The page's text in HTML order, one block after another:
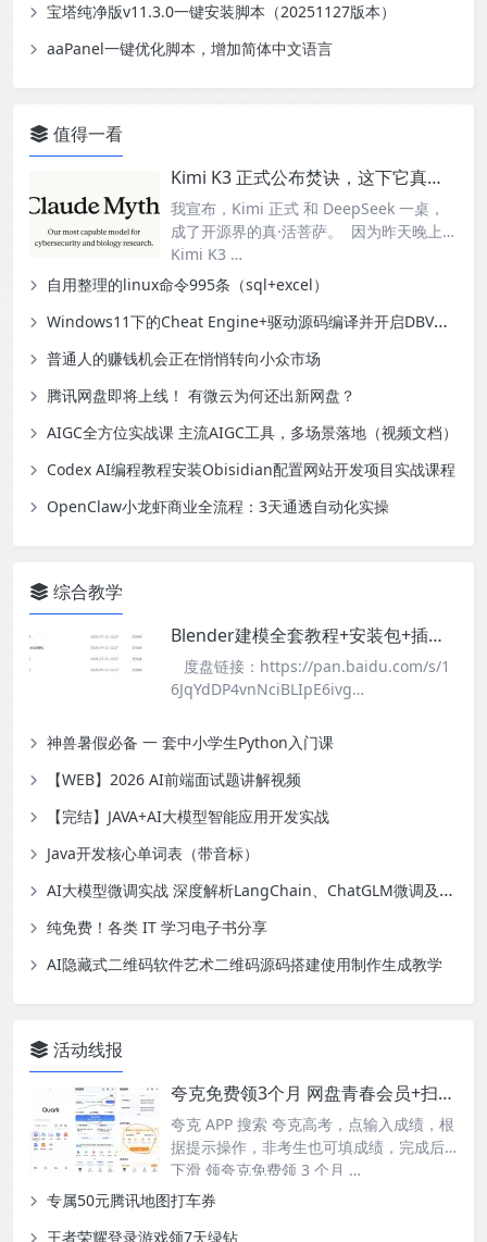
宝塔纯净版v11.3.0一键安装脚本（20251127版本）
aaPanel一键优化脚本，增加简体中文语言
值得一看
Kimi K3 正式公布焚诀，这下它真成活菩萨了？
我宣布，Kimi 正式 和 DeepSeek 一桌，
成了开源界的真·活菩萨。 因为昨天晚上，
Kimi K3 …
自用整理的linux命令995条（sql+excel）
Windows11下的Cheat Engine+驱动源码编译并开启DBVM模式-幽络源技术
普通人的赚钱机会正在悄悄转向小众市场
腾讯网盘即将上线！ 有微云为何还出新网盘？
AIGC全方位实战课 主流AIGC工具，多场景落地（视频文档）
Codex AI编程教程安装Obisidian配置网站开发项目实战课程
OpenClaw小龙虾商业全流程：3天通透自动化实操
综合教学
Blender建模全套教程+安装包+插件，小白也能轻松上手
度盘链接：https://pan.baidu.com/s/1
6JqYdDP4vnNciBLIpE6ivg…
神兽暑假必备 一 套中小学生Python入门课
【WEB】2026 AI前端面试题讲解视频
【完结】JAVA+AI大模型智能应用开发实战
Java开发核心单词表（带音标）
AI大模型微调实战 深度解析LangChain、ChatGLM微调及RLHF技术实战应用
纯免费！各类 IT 学习电子书分享
AI隐藏式二维码软件艺术二维码源码搭建使用制作生成教学
活动线报
夸克免费领3个月 网盘青春会员+扫描王会员
夸克 APP 搜索 夸克高考，点输入成绩，根
据提示操作，非考生也可填成绩，完成后
下滑 领夸克免费领 3 个月 …
专属50元腾讯地图打车券
王者荣耀登录游戏领7天绿钻